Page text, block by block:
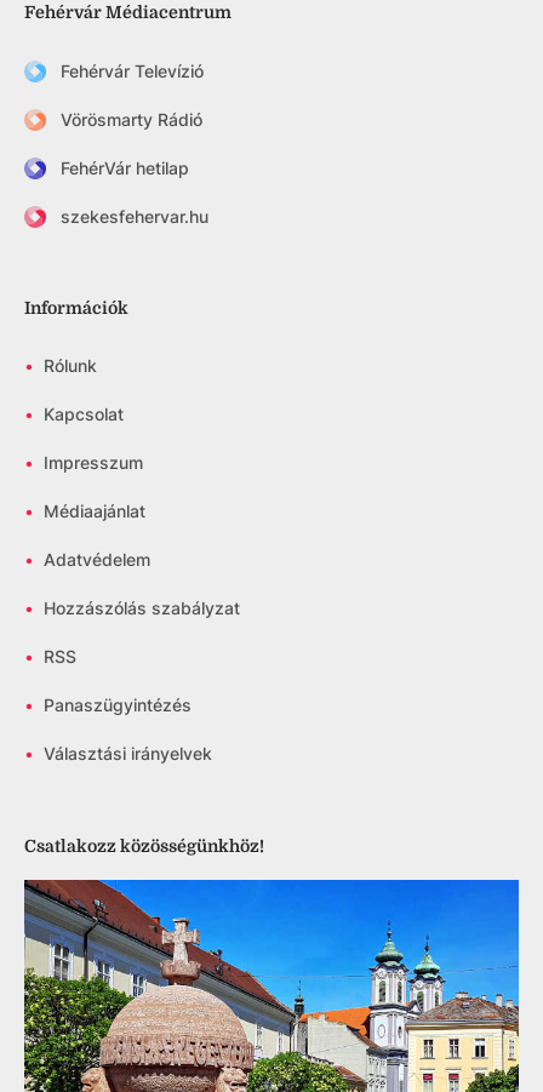
Fehérvár Médiacentrum
Fehérvár Televízió
Vörösmarty Rádió
FehérVár hetilap
szekesfehervar.hu
Információk
• Rólunk
• Kapcsolat
• Impresszum
• Médiaajánlat
• Adatvédelem
• Hozzászólás szabályzat
• RSS
• Panaszügyintézés
• Választási irányelvek
Csatlakozz közösségünkhöz!